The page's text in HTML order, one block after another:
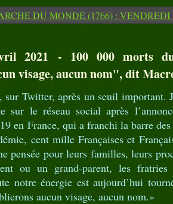
2021 - 100 000 morts
visage, aucun nom", dit
sur Twitter, après un seuil important.
sur le réseau social après
en France, qui a franchi la barre
cent mille Françaises et
pensée pour leurs familles, leurs
ou un grand-parent, les fratries
notre énergie est aujourd’hui
aucun visage, aucun nom.»